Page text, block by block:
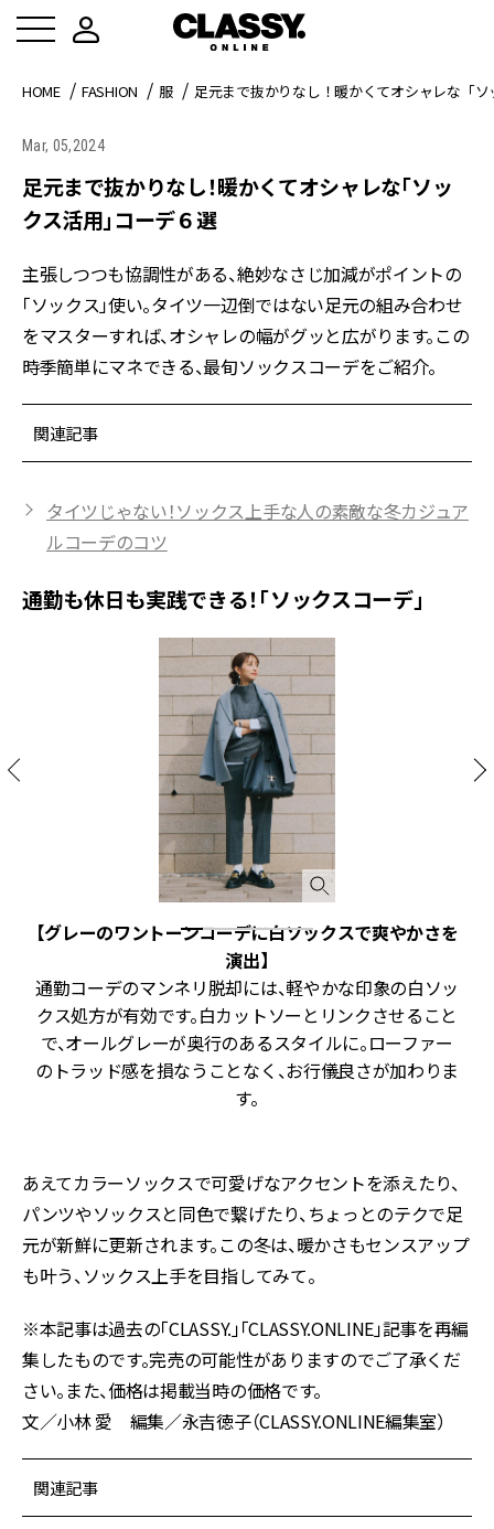
HOME FASHION 服 足元まで抜かりなし！暖かくてオシャレな「
Mar, 05,2024
足元まで抜かりなし！暖かくてオシャレな「ソッ
クス活用」コーデ６選
主張しつつも協調性がある、絶妙なさじ加減がポイントの
「ソックス」使い。タイツ一辺倒ではない足元の組み合わせ
をマスターすれば、オシャレの幅がグッと広がります。この
時季簡単にマネできる、最旬ソックスコーデをご紹介。
関連記事
タイツじゃない！ソックス上手な人の素敵な冬カジュア
ルコーデのコツ
通勤も休日も実践できる！「ソックスコーデ」
【グレーのワントーンコーデに白ソックスで爽やかさを
演出】
通勤コーデのマンネリ脱却には、軽やかな印象の白ソッ
クス処方が有効です。白カットソーとリンクさせること
で、オールグレーが奥行のあるスタイルに。ローファー
のトラッド感を損なうことなく、お行儀良さが加わりま
す。
あえてカラーソックスで可愛げなアクセントを添えたり、
パンツやソックスと同色で繋げたり、ちょっとのテクで足
元が新鮮に更新されます。この冬は、暖かさもセンスアップ
も叶う、ソックス上手を目指してみて。
※本記事は過去の「CLASSY.」「CLASSY.ONLINE」記事を再編
集したものです。完売の可能性がありますのでご了承くだ
さい。また、価格は掲載当時の価格です。
文／小林 愛 編集／永吉徳子（CLASSY.ONLINE編集室）
関連記事